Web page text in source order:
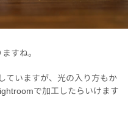
すね。
ていますが、光の入り方もか
で加工したらいけます